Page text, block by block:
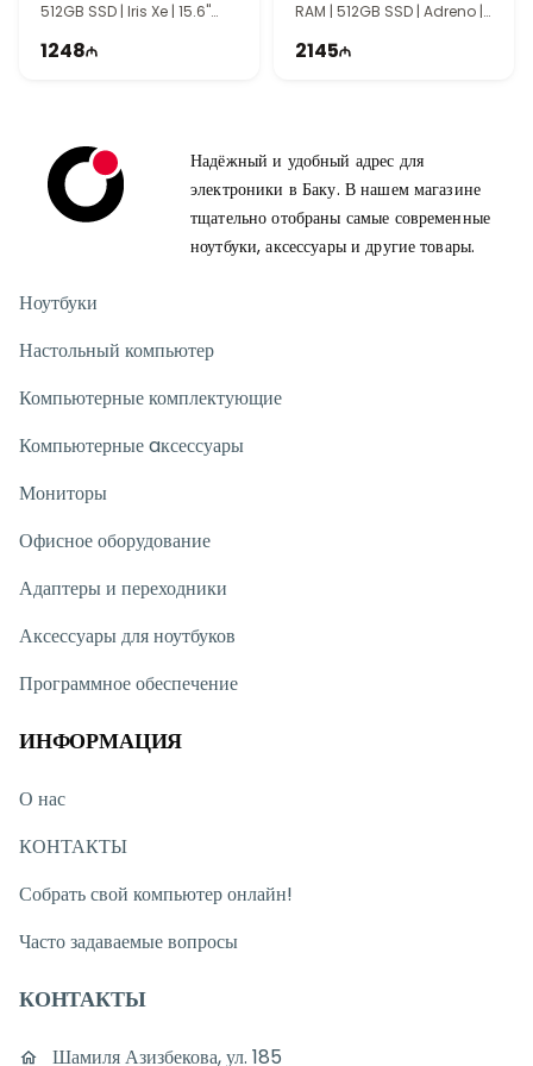
512GB SSD | Iris Xe | 15.6"
1248
RAM | 512GB SSD | Adreno |
2145
Надёжный и удобный адрес для
электроники в Баку. В нашем магазине
тщательно отобраны самые современные
ноутбуки, аксессуары и другие товары.
Ноутбуки
Настольный компьютер
Компьютерные комплектующие
Компьютерные aксессуары
Мониторы
Офисное оборудование
Адаптеры и переходники
Аксессуары для ноутбуков
Программное обеспечение
ИНФОРМАЦИЯ
О нас
КОНТАКТЫ
Собрать свой компьютер онлайн!
Часто задаваемые вопросы
КОНТАКТЫ
Шамиля Азизбекова, ул. 185